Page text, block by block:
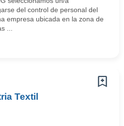
del control de personal del
empresa ubicada en la zona de
...
Textil